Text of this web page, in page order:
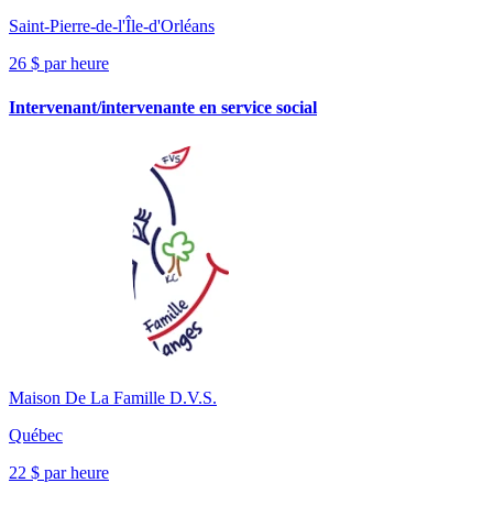
Saint-Pierre-de-l'Île-d'Orléans
26 $ par heure
Intervenant/intervenante en service social
Maison De La Famille D.V.S.
Québec
22 $ par heure